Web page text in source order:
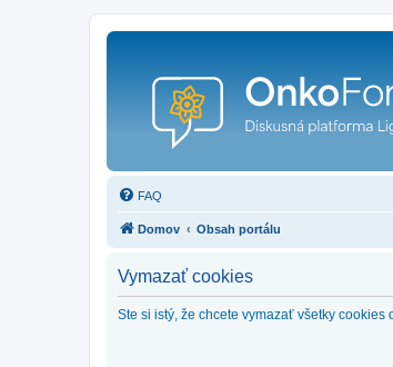
FAQ
Domov Obsah portálu
Vymazať cookies
Ste si istý, že chcete vymazať všetky cookies